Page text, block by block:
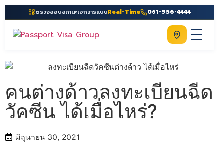
ตรวจสอบสถานะเอกสารแบบReal-Time 061-956-4444
Home
บริการ
คู่มือ
ความรู้
ติดต่อเรา
คนต่างด้าวลงทะเบียนฉีด
วัคซีน ได้เมื่อไหร่?
มิถุนายน 30, 2021